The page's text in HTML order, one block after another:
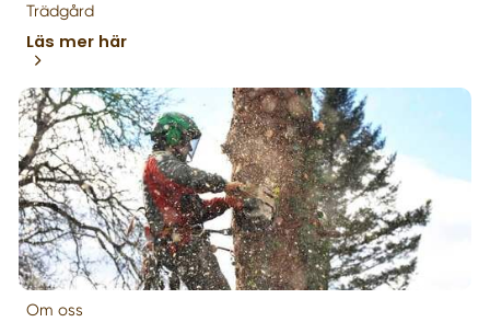
Trädgård
Läs mer här
Om oss